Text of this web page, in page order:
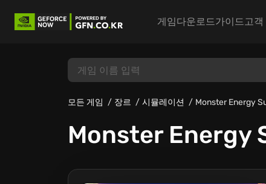
게임다운로드가이드고객
모든 게임 장르 시뮬레이션 Monster Energy
Monster Energy